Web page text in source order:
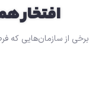
افتخار
برخی از سازمان‌هایی که